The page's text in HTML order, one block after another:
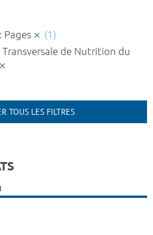
Pages
(1)
de Nutrition du
TOUS LES FILTRES